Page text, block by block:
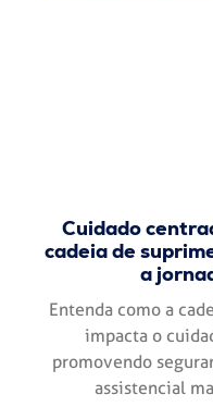
Cuidado
cadeia de
a
Entenda como a
impacta o
promovendo
assistencial